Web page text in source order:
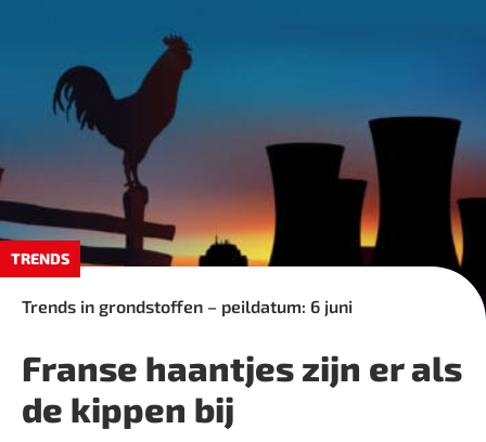
TRENDS
Trends in grondstoffen – peildatum: 6 juni
Franse haantjes zijn er als
de kippen bij